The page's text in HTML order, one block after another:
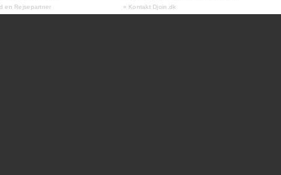
en Rejsepartner
» Kontakt Djoin.dk